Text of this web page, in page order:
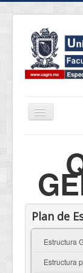
Cambiar
navegación
Perfil de
Perfil de
Nucleo
LIES
Plan de
Estructura
Estructura